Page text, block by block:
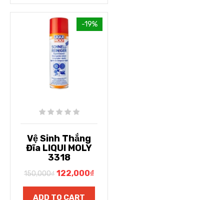
-19%
Vệ Sinh Thắng
Đĩa LIQUI MOLY
3318
150,000₫ 122,000₫
ADD TO CART